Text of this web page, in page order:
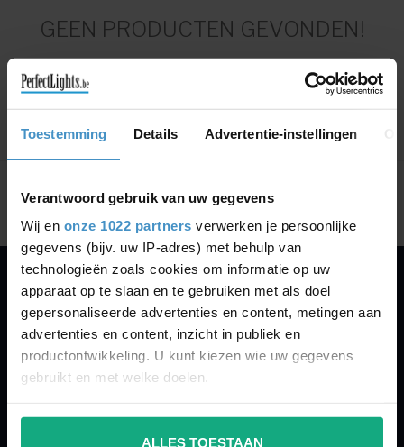
Toestemming Details Advertentie-instellingen
Verantwoord gebruik van uw gegevens
Wij en onze 1022 partners verwerken je persoonlijke
gegevens (bijv. uw IP-adres) met behulp van
technologieën zoals cookies om informatie op uw
apparaat op te slaan en te gebruiken met als doel
gepersonaliseerde advertenties en content, metingen aan
advertenties en content, inzicht in publiek en
productontwikkeling. U kunt kiezen wie uw gegevens
gebruikt en met welke doelen.
Als u het toestaat, willen we ook graag:
ALLES TOESTAAN
GEEN PRODUCTEN GEVONDEN!
Toon1-0van 0
PERFECTLIGHTS
Gegevens:
Kruisbeeldsraat 72
9220 Hamme